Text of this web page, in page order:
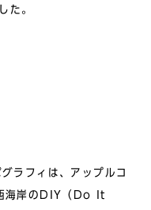
た。
海岸のDIY（Do It